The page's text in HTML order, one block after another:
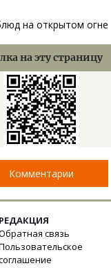
на открытом огне
на эту страницу
Комментарии
РЕДАКЦИЯ
связь